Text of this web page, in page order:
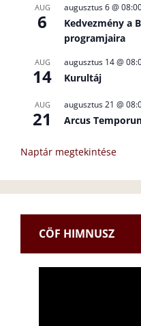
AUG
6
augusztus 6 @
Kedvezmény a
programjaira
AUG
14
augusztus 14 @
Kurultáj
AUG
21
augusztus 21 @
Arcus
Naptár megtekintése
CÖF HIMNUSZ